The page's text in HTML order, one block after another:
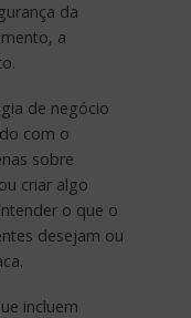
da
a
de negócio
com o
sobre
criar algo
o que o
desejam ou
incluem